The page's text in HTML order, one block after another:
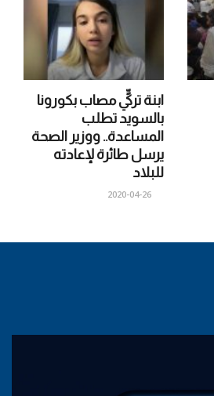
ابنة تركيٍّ مصاب بكورونا
بالسويد تطلب
المساعدة.. ووزير الصحة
يرسل طائرة لإعادته
للبلاد
2020-04-26